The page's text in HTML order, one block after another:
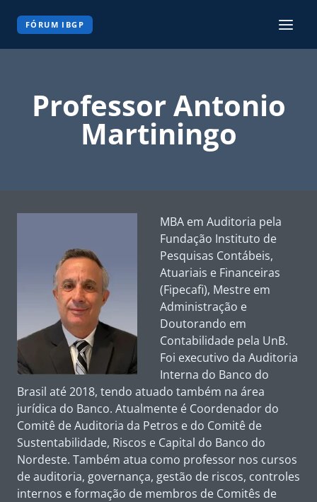
FÓRUM IBGP
Professor Antonio
Martiningo
MBA em Auditoria pela
Fundação Instituto de
Pesquisas Contábeis,
Atuariais e Financeiras
(Fipecafi), Mestre em
Administração e
Doutorando em
Contabilidade pela UnB.
Foi executivo da Auditoria
Interna do Banco do
Brasil até 2018, tendo atuado também na área
jurídica do Banco. Atualmente é Coordenador do
Comitê de Auditoria da Petros e do Comitê de
Sustentabilidade, Riscos e Capital do Banco do
Nordeste. Também atua como professor nos cursos
de auditoria, governança, gestão de riscos, controles
internos e formação de membros de Comitês de